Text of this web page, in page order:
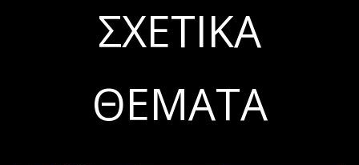
ΣΧΕΤΙΚΆ
ΘΈΜΑΤΑ